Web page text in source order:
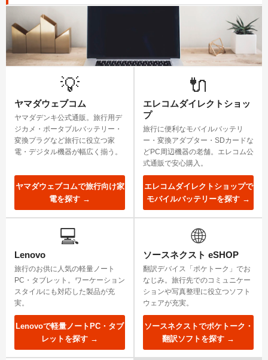
💡
ヤマダウェブコム
ヤマダデンキ公式通販。旅行用デ
ジカメ・ポータブルバッテリー・
変換プラグなど旅行に役立つ家
電・デジタル機器が幅広く揃う。
ヤマダウェブコムで旅行向け家
電を探す →
🔌
エレコムダイレクトショッ
プ
旅行に便利なモバイルバッテリ
ー・変換アダプター・SDカードな
どPC周辺機器の老舗。エレコム公
式通販で安心購入。
エレコムダイレクトショップで
モバイルバッテリーを探す →
💻
Lenovo
旅行のお供に人気の軽量ノート
PC・タブレット。ワーケーション
スタイルにも対応した製品が充
実。
Lenovoで軽量ノートPC・タブ
レットを探す →
🌐
ソースネクスト eSHOP
翻訳デバイス「ポケトーク」でお
なじみ。旅行先でのコミュニケー
ションや写真整理に役立つソフト
ウェアが充実。
ソースネクストでポケトーク・
翻訳ソフトを探す →